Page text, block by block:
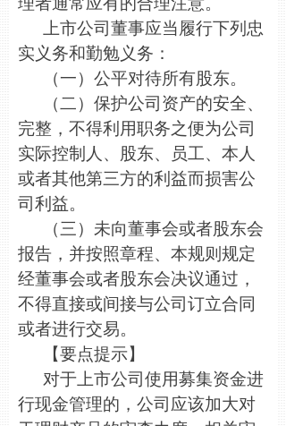
上市公司董事应当履行下列忠
实义务和勤勉义务：
（一）公平对待所有股东。
（二）保护公司资产的安全、
完整，不得利用职务之便为公司
实际控制人、股东、员工、本人
或者其他第三方的利益而损害公
司利益。
（三）未向董事会或者股东会
报告，并按照章程、本规则规定
经董事会或者股东会决议通过，
不得直接或间接与公司订立合同
或者进行交易。
【要点提示】
对于上市公司使用募集资金进
行现金管理的，公司应该加大对